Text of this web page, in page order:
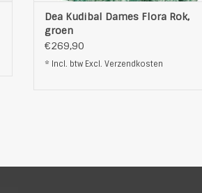
Dea Kudibal Dames Flora Rok,
groen
€269,90
* Incl. btw Excl. Verzendkosten